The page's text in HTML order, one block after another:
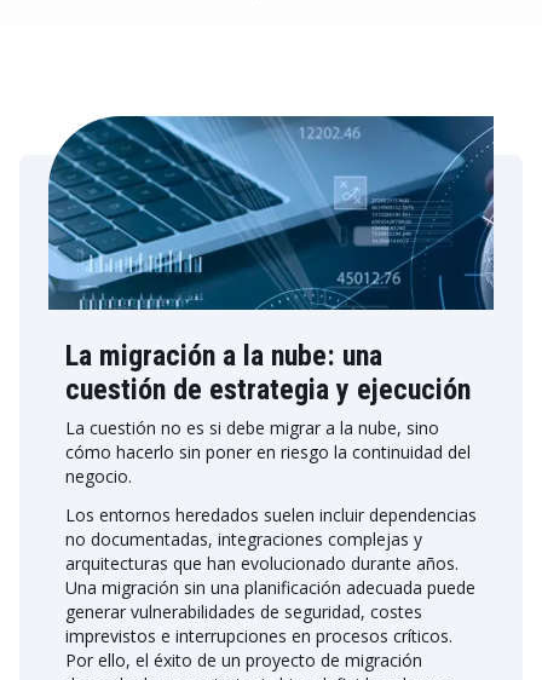
La migración a la nube: una
cuestión de estrategia y ejecución
La cuestión no es si debe migrar a la nube, sino
cómo hacerlo sin poner en riesgo la continuidad del
negocio.
Los entornos heredados suelen incluir dependencias
no documentadas, integraciones complejas y
arquitecturas que han evolucionado durante años.
Una migración sin una planificación adecuada puede
generar vulnerabilidades de seguridad, costes
imprevistos e interrupciones en procesos críticos.
Por ello, el éxito de un proyecto de migración